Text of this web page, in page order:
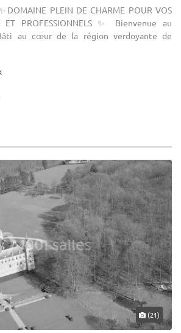
PLEIN DE CHARME POUR VOS
ET PROFESSIONNELS ✨ Bienvenue au
au cœur de la région verdoyante de
(21)